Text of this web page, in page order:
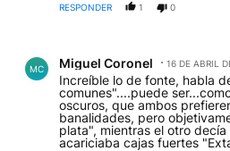
RESPONDER 1 0
MC Miguel Coronel 16 DE ABRIL
Increíble lo de fonte, habla
comunes"....puede
oscuros, que ambos
banalidades, pero
plata", mientras el otro
acariciaba cajas fuertes